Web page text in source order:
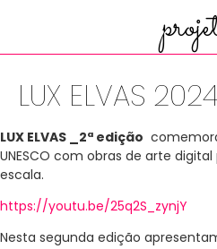
LUX ELVAS
LUX ELVAS _2ª edição
UNESCO com obras de arte
escala.
https://youtu.be/25q2S_zynjY
Nesta segunda edição